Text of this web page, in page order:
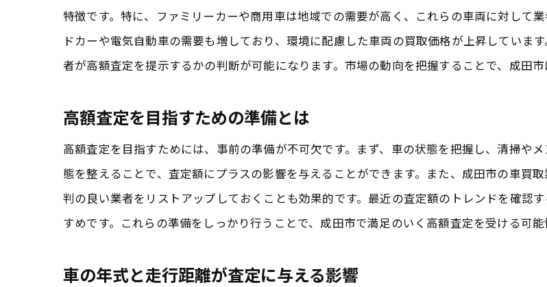
成田市で評判の高い業者を見つける方法
口コミサイトの活用方法
高額査定を受けるために知っておくべき車
査定前に確認すべき車のコンディショ
内装と外装の手入れで査定アップ
オイル交換やタイヤの状態を整える
車検の有無が査定に与える影響
特徴です。特に、ファミリーカーや商用車は地域での需要が高く、これらの車両に対して
ドカーや電気自動車の需要も増しており、環境に配慮した車両の買取価格が上昇していま
者が高額査定を提示するかの判断が可能になります。市場の動向を把握することで、成田
高額査定を目指すための準備とは
高額査定を目指すためには、事前の準備が不可欠です。まず、車の状態を把握し、清掃や
態を整えることで、査定額にプラスの影響を与えることができます。また、成田市の車買
判の良い業者をリストアップしておくことも効果的です。最近の査定額のトレンドを確認
すめです。これらの準備をしっかり行うことで、成田市で満足のいく高額査定を受ける可能
車の年式と走行距離が査定に与える影響